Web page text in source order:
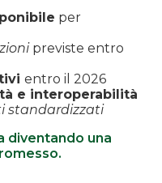
per
previste entro
entro il 2026
e interoperabilità
standardizzati
diventando una